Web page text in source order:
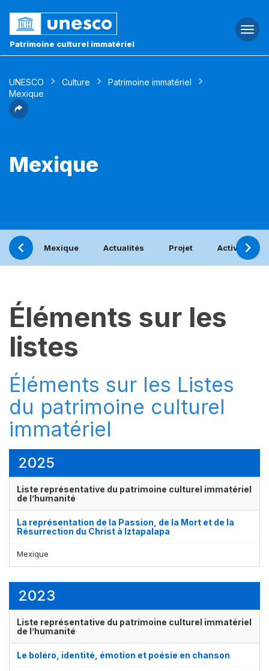
Patrimoine culturel immatériel
UNESCO Culture
Patrimoine immatériel
Mexique
Mexique
Mexique Actualités Projet Activités
Éléments sur les
listes
Éléments sur les Listes
du patrimoine culturel
immatériel
2025
Liste représentative du patrimoine culturel immatériel
de l’humanité
La représentation de la Passion, de la Mort et de la
Résurrection du Christ à Iztapalapa
Mexique
2023
Liste représentative du patrimoine culturel immatériel
de l’humanité
Le boléro, identité, émotion et poésie en chanson